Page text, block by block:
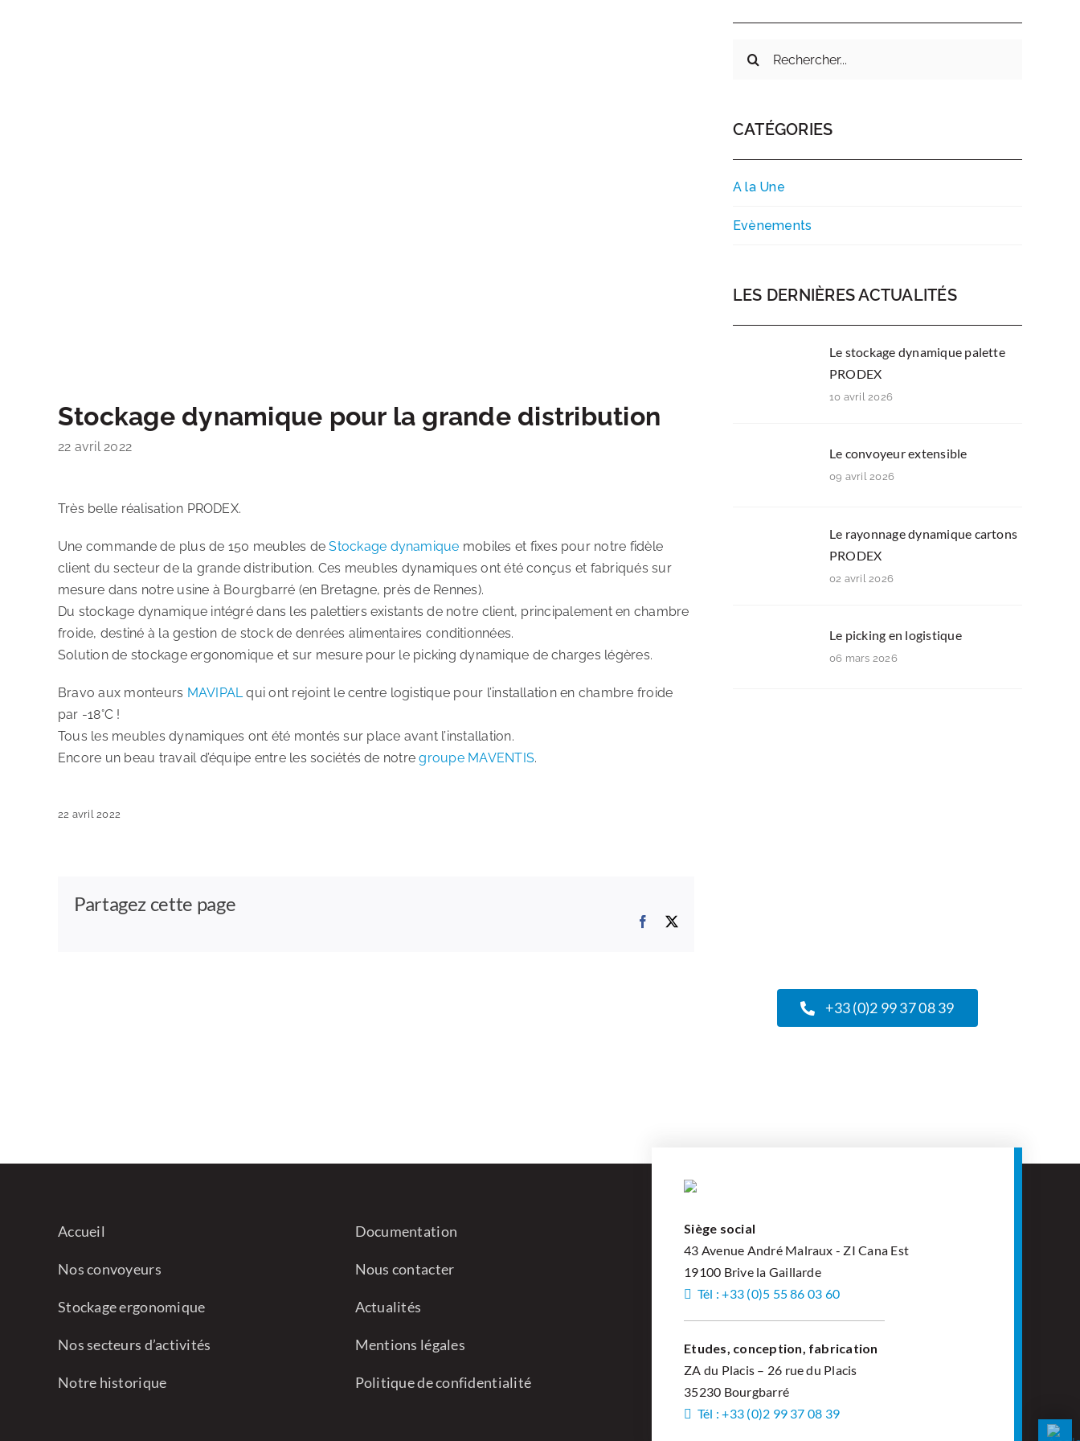
Stockage dynamique pour la grande distribution
22 avril 2022
Très belle réalisation PRODEX.
Une commande de plus de 150 meubles deStockage dynamique mobiles et fixes pour notre fidèle
client du secteur de la grande distribution. Ces meubles dynamiques ont été conçus et fabriqués sur
mesure dans notre usine à Bourgbarré (en Bretagne, près de Rennes).
Du stockage dynamique intégré dans les palettiers existants de notre client, principalement en chambre
froide, destiné à la gestion de stock de denrées alimentaires conditionnées.
Solution de stockage ergonomique et sur mesure pour le picking dynamique de charges légères.
Bravo aux monteurs MAVIPALqui ont rejoint le centre logistique pour l’installation en chambre froide
par -18°C !
Tous les meubles dynamiques ont été montés sur place avant l’installation.
Encore un beau travail d’équipe entre les sociétés de notregroupe MAVENTIS.
22 avril 2022
Partagez cette page
Facebook
CATÉGORIES
A la Une
Evènements
LES DERNIÈRES ACTUALITÉS
Le stockage dynamique palette
PRODEX
10 avril 2026
Le convoyeur extensible
09 avril 2026
Le rayonnage dynamique cartons
PRODEX
02 avril 2026
Le picking en logistique
06 mars 2026
+33 (0)2 99 37 08 39
Accueil
Nos convoyeurs
Stockage ergonomique
Nos secteurs d’activités
Notre historique
Documentation
Nous contacter
Actualités
Mentions légales
Politique de confidentialité
Siège social
43 Avenue André Malraux - ZI Cana Est
19100 Brive la Gaillarde
Tél : +33 (0)5 55 86 03 60
Etudes, conception, fabrication
ZA du Placis – 26 rue du Placis
35230 Bourgbarré
Tél : +33 (0)2 99 37 08 39